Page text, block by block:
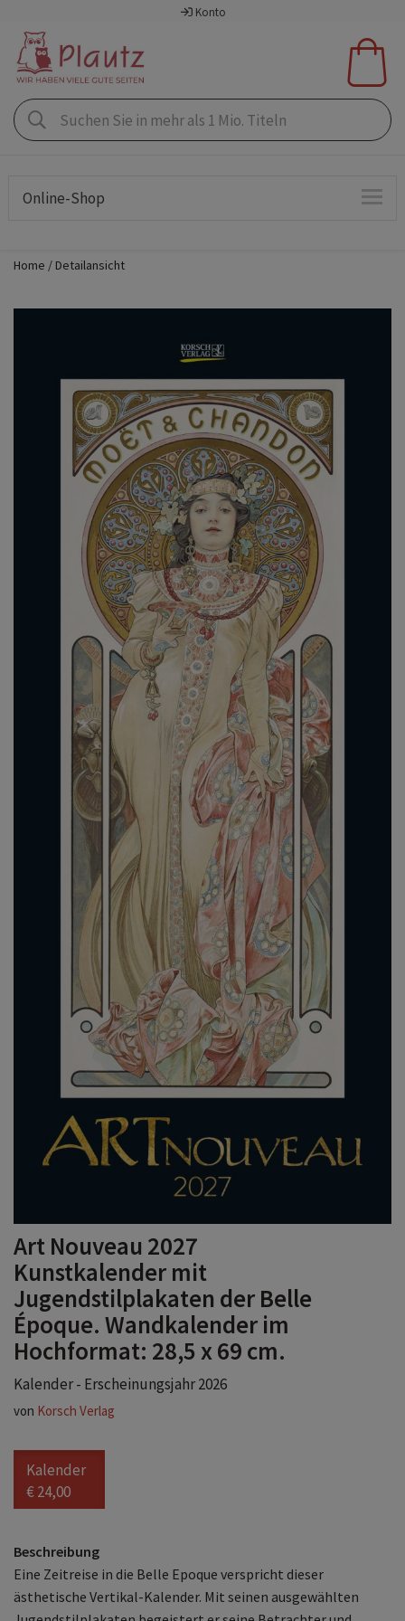
Konto
Online-Shop
Home Detailansicht
Art Nouveau 2027
Kunstkalender mit
Jugendstilplakaten der Belle
Époque. Wandkalender im
Hochformat: 28,5 x 69 cm.
Kalender - Erscheinungsjahr 2026
von Korsch Verlag
Kalender
€ 24,00
Beschreibung
Eine Zeitreise in die Belle Epoque verspricht dieser
ästhetische Vertikal-Kalender. Mit seinen ausgewählten